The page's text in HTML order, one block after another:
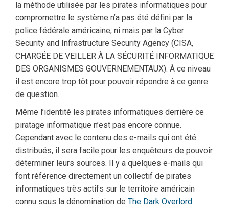
la méthode utilisée par les pirates informatiques pour
compromettre le système n’a pas été défini par la
police fédérale américaine, ni mais par la Cyber
Security and Infrastructure Security Agency (CISA,
CHARGÉE DE VEILLER À LA SÉCURITÉ INFORMATIQUE
DES ORGANISMES GOUVERNEMENTAUX). À ce niveau
il est encore trop tôt pour pouvoir répondre à ce genre
de question.
Même l’identité les pirates informatiques derrière ce
piratage informatique n’est pas encore connue.
Cependant avec le contenu des e-mails qui ont été
distribués, il sera facile pour les enquêteurs de pouvoir
déterminer leurs sources. Il y a quelques e-mails qui
font référence directement un collectif de pirates
informatiques très actifs sur le territoire américain
connu sous la dénomination de The Dark Overlord.